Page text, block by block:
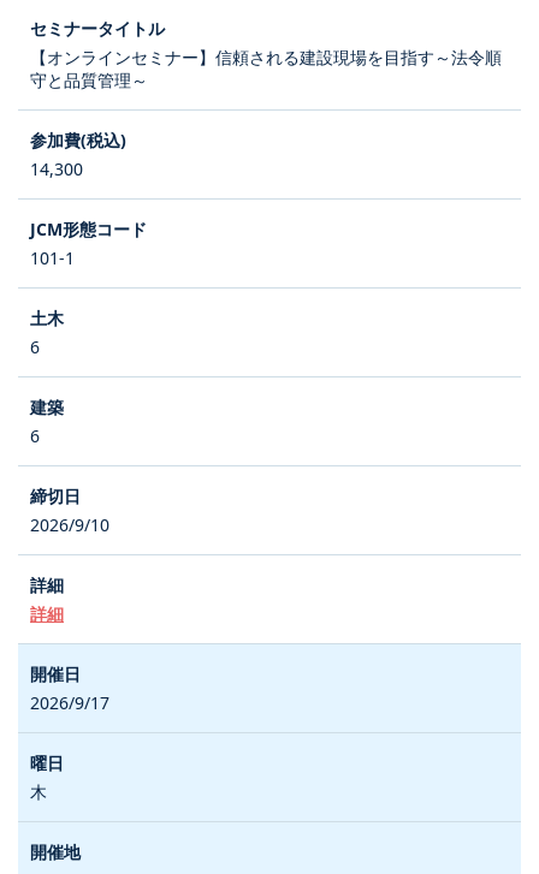
【オンラインセミナー】信頼される建設現場を目指す～法令順
守と品質管理～
14,300
101-1
6
6
2026/9/10
詳細
2026/9/17
木